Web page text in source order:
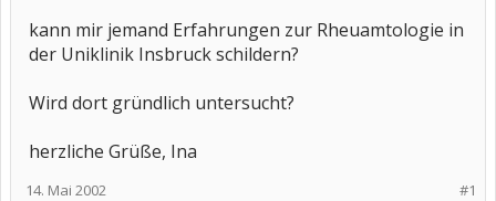
kann mir jemand Erfahrungen zur Rheuamtologie in
der Uniklinik Insbruck schildern?
Wird dort gründlich untersucht?
herzliche Grüße, Ina
#1
14. Mai 2002